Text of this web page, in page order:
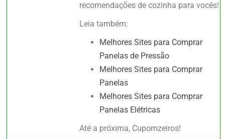
recomendações de cozinha para vocês!
Leia também:
Melhores Sites para Comprar
Panelas de Pressão
Melhores Sites para Comprar
Panelas
Melhores Sites para Comprar
Panelas Elétricas
Até a próxima, Cupomzeiros!